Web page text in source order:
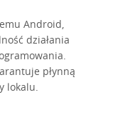
Android,
działania
płynną
lokalu.